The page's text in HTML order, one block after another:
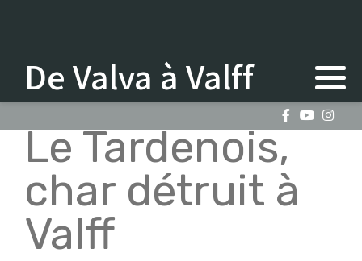
De Valva à Valff
Le Tardenois,
char détruit à
Valff